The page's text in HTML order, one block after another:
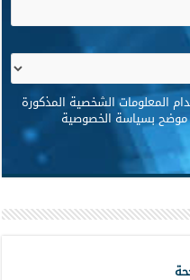
المعلومات الشخصية المذكورة
موضح بسياسة الخصوصية